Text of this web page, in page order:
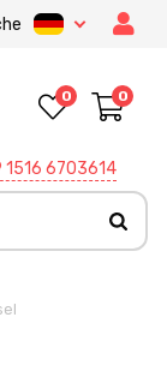
1516 6703614
0 0